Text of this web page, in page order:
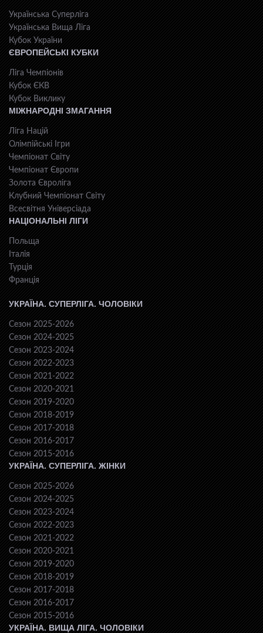
Українська Суперліга
Українська Вища Ліга
Кубок України
ЄВРОПЕЙСЬКІ КУБКИ
Ліга Чемпіонів
Кубок ЄКВ
Кубок Виклику
МІЖНАРОДНІ ЗМАГАННЯ
Ліга Націй
Олімпійські Ігри
Чемпіонат Світу
Чемпіонат Європи
Золота Євроліга
Клубний Чемпіонат Світу
Всесвiтня Унiверсiaда
НАЦІОНАЛЬНІ ЛІГИ
Польща
Італія
Турція
Франція
УКРАЇНА. СУПЕРЛІГА. ЧОЛОВІКИ
Сезон 2025-2026
Сезон 2024-2025
Сезон 2023-2024
Сезон 2022-2023
Сезон 2021-2022
Сезон 2020-2021
Сезон 2019-2020
Сезон 2018-2019
Сезон 2017-2018
Сезон 2016-2017
Сезон 2015-2016
УКРАЇНА. СУПЕРЛІГА. ЖІНКИ
Сезон 2025-2026
Сезон 2024-2025
Сезон 2023-2024
Сезон 2022-2023
Сезон 2021-2022
Сезон 2020-2021
Сезон 2019-2020
Сезон 2018-2019
Сезон 2017-2018
Сезон 2016-2017
Сезон 2015-2016
УКРАЇНА. ВИЩА ЛІГА. ЧОЛОВІКИ